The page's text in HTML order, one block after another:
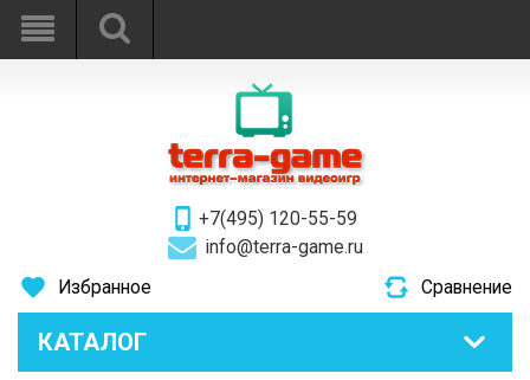
+7(495) 120-55-59
info@terra-game.ru
Избранное
Сравнение
КАТАЛОГ